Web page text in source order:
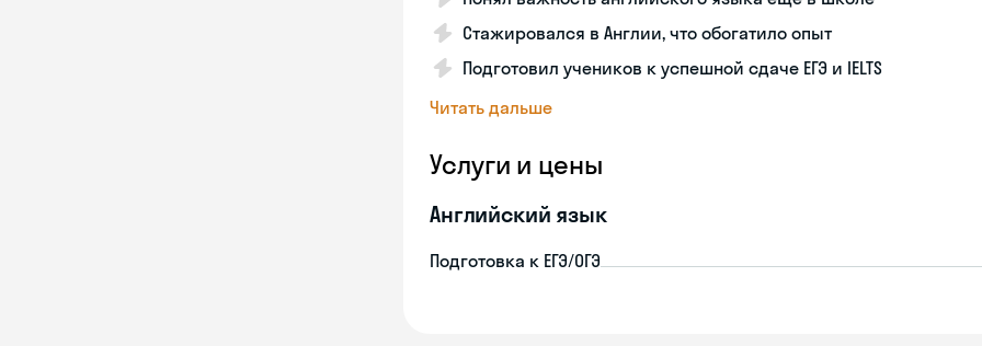
Стажировался в Англии, что обогатило опыт
Подготовил учеников к успешной сдаче ЕГЭ и IELTS
Читать дальше
Услуги и цены
Английский язык
Подготовка к ЕГЭ/ОГЭ